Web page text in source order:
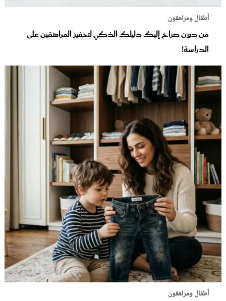
أطفال ومراهقون
من دون صراخ إليك دليلك الذكي لتحفيز المراهقين على
الدراسة!
أطفال ومراهقون